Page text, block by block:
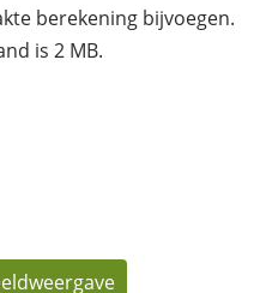
berekening bijvoegen.
is 2 MB.